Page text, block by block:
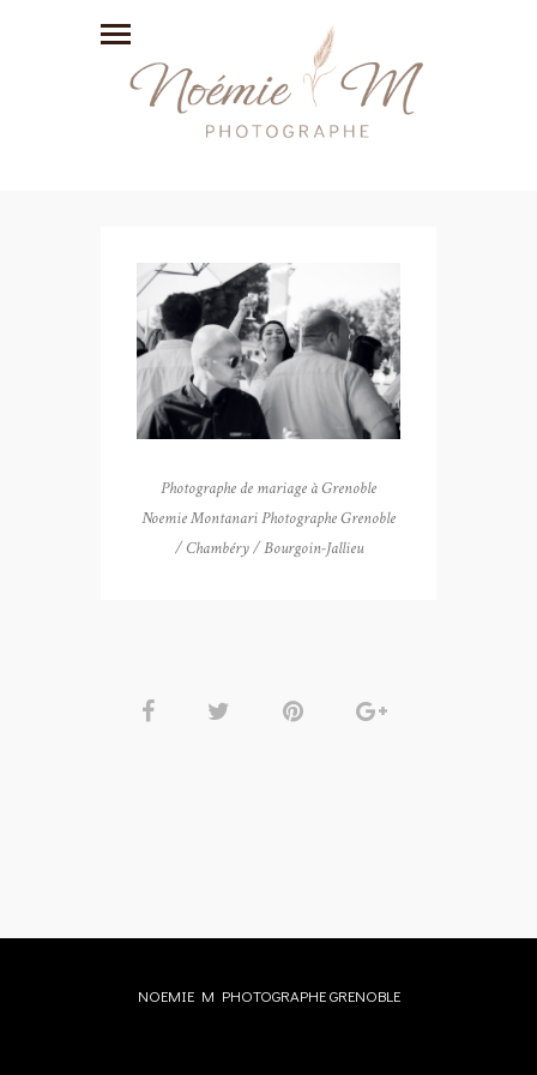
Photographe de mariage à Grenoble
Noemie Montanari Photographe Grenoble
/ Chambéry / Bourgoin-Jallieu
NOEMIE M PHOTOGRAPHE GRENOBLE